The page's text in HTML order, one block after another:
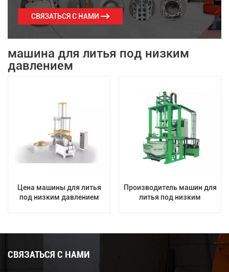
СВЯЗАТЬСЯ С НАМИ
машина для литья под низким
давлением
Цена машины для литья
под низким давлением
Производитель машин для
литья под низким
СВЯЗАТЬСЯ С НАМИ